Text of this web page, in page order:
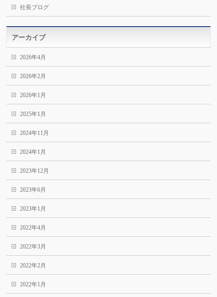
社長ブログ
アーカイブ
2026年4月
2026年2月
2026年1月
2025年1月
2024年11月
2024年1月
2023年12月
2023年6月
2023年1月
2022年4月
2022年3月
2022年2月
2022年1月